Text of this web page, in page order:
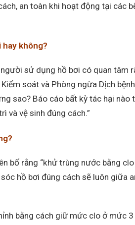
an toàn khi hoạt động tại các
không?
sử dụng hồ bơi có quan tâm
soát và Phòng ngừa Dịch
sao? Báo cáo bất kỳ tác hại nào
và vệ sinh đúng cách.”
bố rằng “khử trùng nước bằng
hồ bơi đúng cách sẽ luôn giữa
bằng cách giữ mức clo ở mức 3